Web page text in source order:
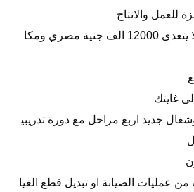
لديك رأس مال بسيط لا يتعدى 12000 الف جنية مصري ومكا
غايتك
جديد اربع مراحل مع دورة تدريبي
عمليات الصيانة او تبديل قطع الغيا